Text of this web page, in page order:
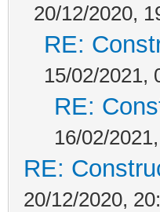
20/12/2020,
RE:
15/02/2021,
RE:
16/02/
RE:
20/12/2020,